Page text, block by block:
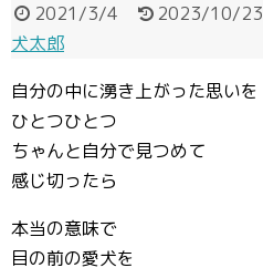
2021/3/4 2023/10/23
犬太郎
自分の中に湧き上がった思いを
ひとつひとつ
ちゃんと自分で見つめて
感じ切ったら
本当の意味で
目の前の愛犬を